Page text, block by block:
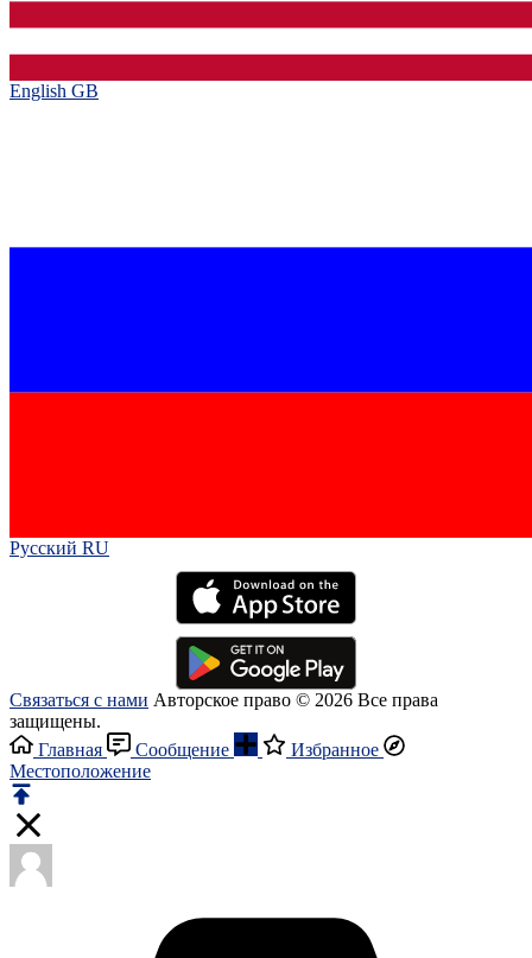
English GB‎
Русский RU‎
Связаться с нами Авторское право © 2026 Все права
защищены.
Главная
Сообщение
Избранное
Местоположение